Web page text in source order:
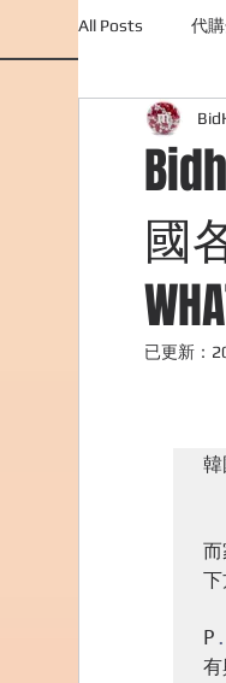
All Posts 代
外國購物網
美食團購
國
已更新：
P .
有